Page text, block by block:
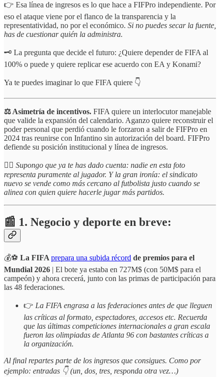
👉 Esa línea de ingresos es lo que hace a FIFPro independiente. Por
eso el ataque viene por el flanco de la transparencia y la
representatividad, no por el económico. Si no puedes secar la fuente,
has de cuestionar quién la administra.
🗝️ La pregunta que decide el futuro: ¿Quiere depender de FIFA al
100% o puede y quiere replicar ese acuerdo con EA y Konami?
Ya te puedes imaginar lo que FIFA quiere 👇
⚖️ Asimetría de incentivos. FIFA quiere un interlocutor manejable
que valide la expansión del calendario. Aganzo quiere reconstruir el
poder personal que perdió cuando le forzaron a salir de FIFPro en
2024 tras reunirse con Infantino sin autorización del board. FIFPro
defiende su posición institucional y línea de ingresos.
☝🏻 Supongo que ya te has dado cuenta: nadie en esta foto
representa puramente al jugador. Y la gran ironía: el sindicato
nuevo se vende como más cercano al futbolista justo cuando se
alinea con quien quiere hacerle jugar más partidos.
📰 1. Negocio y deporte en breve:
💰⚽️ La FIFA prepara una subida récord de premios para el
Mundial 2026 | El bote ya estaba en 727M$ (con 50M$ para el
campeón) y ahora crecerá, junto con las primas de participación para
las 48 federaciones.
👉 La FIFA engrasa a las federaciones antes de que lleguen
las críticas al formato, espectadores, accesos etc. Recuerda
que las últimas competiciones internacionales a gran escala
fueron las olimpiadas de Atlanta 96 con bastantes críticas a
la organización.
Al final repartes parte de los ingresos que consigues. Como por
ejemplo: entradas 👇 (un, dos, tres, responda otra vez…)